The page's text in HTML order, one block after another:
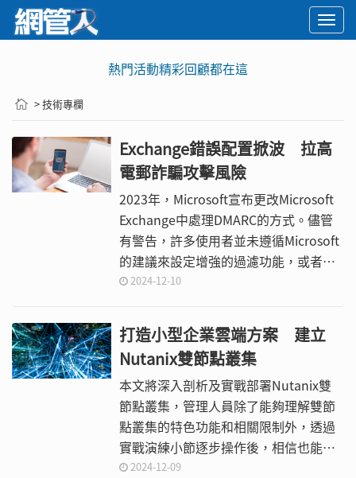
熱門活動精彩回顧都在這
> 技術專欄
Exchange錯誤配置掀波 拉高
電郵詐騙攻擊風險
2023年，Microsoft宣布更改Microsoft
Exchange中處理DMARC的方式。儘管
有警告，許多使用者並未遵循Microsoft
的建議來設定增強的過濾功能，或者可
能對此變更並不知情。結果未正確配置
於電子郵件欺詐攻擊的風險中，可能導
致電子郵件被攻破、資料洩露等問題。
2024-12-10
打造小型企業雲端方案 建立
Nutanix雙節點叢集
本文將深入剖析及實戰部署Nutanix雙
節點叢集，管理人員除了能夠理解雙節
點叢集的特色功能和相關限制外，透過
實戰演練小節逐步操作後，相信也能幫
助分公司或小型企業和組織的管理人員
2024-12-09